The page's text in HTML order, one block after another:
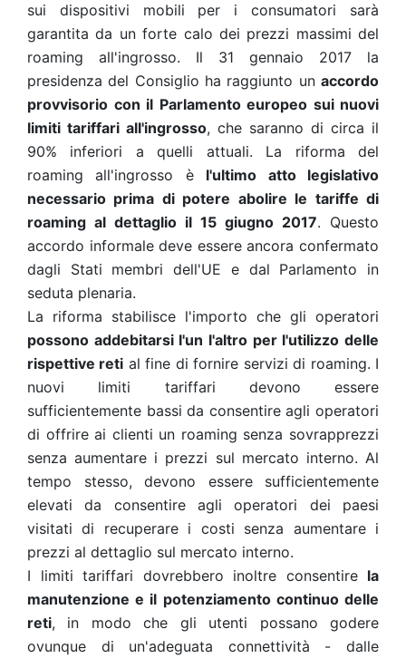
sui dispositivi mobili per i consumatori sarà
garantita da un forte calo dei prezzi massimi del
roaming all'ingrosso. Il 31 gennaio 2017 la
presidenza del Consiglio ha raggiunto un accordo
provvisorio con il Parlamento europeo sui nuovi
limiti tariffari all'ingrosso, che saranno di circa il
90% inferiori a quelli attuali. La riforma del
roaming all'ingrosso è l'ultimo atto legislativo
necessario prima di potere abolire le tariffe di
roaming al dettaglio il 15 giugno 2017. Questo
accordo informale deve essere ancora confermato
dagli Stati membri dell'UE e dal Parlamento in
seduta plenaria.
La riforma stabilisce l'importo che gli operatori
possono addebitarsi l'un l'altro per l'utilizzo delle
rispettive reti al fine di fornire servizi di roaming. I
nuovi limiti tariffari devono essere
sufficientemente bassi da consentire agli operatori
di offrire ai clienti un roaming senza sovrapprezzi
senza aumentare i prezzi sul mercato interno. Al
tempo stesso, devono essere sufficientemente
elevati da consentire agli operatori dei paesi
visitati di recuperare i costi senza aumentare i
prezzi al dettaglio sul mercato interno.
I limiti tariffari dovrebbero inoltre consentire la
manutenzione e il potenziamento continuo delle
reti, in modo che gli utenti possano godere
ovunque di un'adeguata connettività - dalle